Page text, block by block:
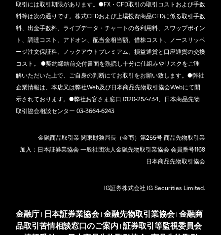
取引には取引期限があります。●FX・CFD取引の取引コストおよび手数
料等は次の通りです。株式CFDおよび上場投資商品CFDに係る取引手数
料、出金手数料、ライブデータ・チャートの各利用料、スワップポイン
ト、調達コスト、アドオン、配当金相当額、借株コスト、ノースリッペ
ージ注文保証料、ノックアウトプレミアム。損益通貨と口座通貨の交換
コスト。 ●契約締結前交付書面を熟読し十分に仕組みやリスクをご理
解いただいた上で、ご自身の判断にてお取引をお願い致します。●弊社
企業情報は、本店又は弊社Web及び日本商品先物取引協会Webにて開
示されております。●弊社お客さま窓口 0120-257-734、日本商品先物
取引協会相談センター 03-3664-6243
金融商品取引業 関東財務局長（金商）第255号 商品先物取引業
加入：日本証券業協会 一般社団法人金融先物取引業協会 会員番号1168
日本商品先物取引協会
IG証券株式会社 IG Securities Limited.
金融庁 | 日本証券業協会| 金融先物取引業協会| 金融商
品取引苦情相談窓口のご案内 | 証券取引等監視委員会